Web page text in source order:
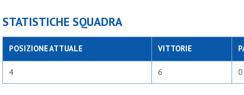
STATISTICHE SQUADRA
POSIZIONE ATTUALE VITTORIE
4 6 0